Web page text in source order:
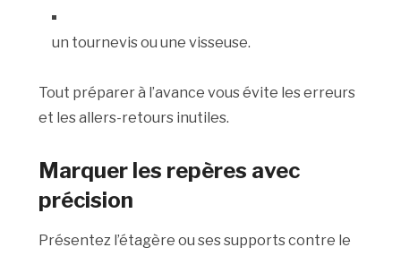
un tournevis ou une visseuse.
Tout préparer à l’avance vous évite les erreurs
et les allers-retours inutiles.
Marquer les repères avec
précision
Présentez l’étagère ou ses supports contre le